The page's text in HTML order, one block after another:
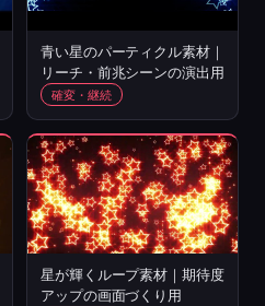
青い星のパーティクル素材｜
リーチ・前兆シーンの演出用
確変・継続
星が輝くループ素材｜期待度
アップの画面づくり用